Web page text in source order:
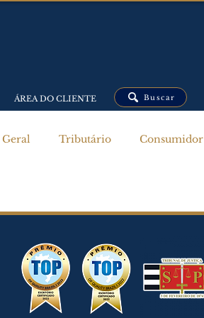
ÁREA DO CLIENTE Buscar
Geral Tributário Consumidor